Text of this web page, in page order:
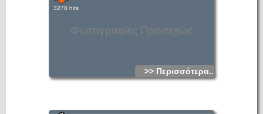
Φωτογραφίες Προσεχώς
3278 hits
>> Περισσότερα...